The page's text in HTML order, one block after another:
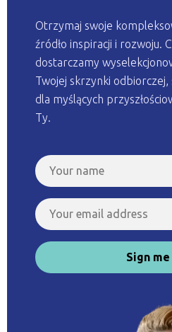
Otrzymaj swoje
źródło inspiracji i rozwoju.
dostarczamy
Twojej skrzynki
dla myślących
Ty.